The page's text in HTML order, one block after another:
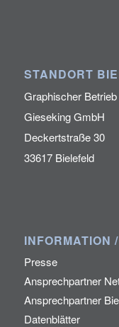
STANDORT
Graphischer Betrieb
Gieseking GmbH
Deckertstraße 30
33617 Bielefeld
INFORMATION
Presse
Ansprechpartner
Ansprechpartner
Datenblätter